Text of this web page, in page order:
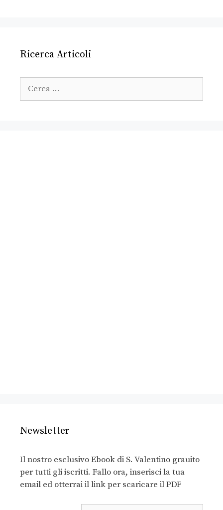
Ricerca Articoli
Newsletter
Il nostro esclusivo Ebook di S. Valentino grauito
per tutti gli iscritti. Fallo ora, inserisci la tua
email ed otterrai il link per scaricare il PDF